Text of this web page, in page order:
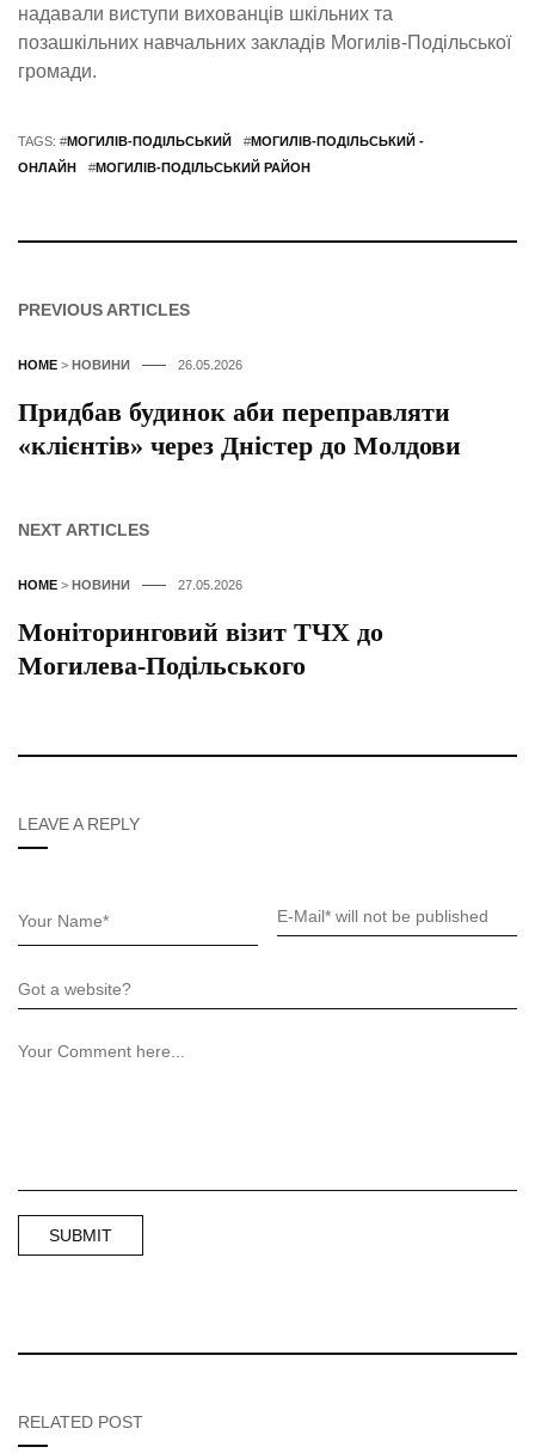
надавали виступи вихованців шкільних та
позашкільних навчальних закладів Могилів-Подільської
громади.
TAGS: #МОГИЛІВ-ПОДІЛЬСЬКИЙ #МОГИЛІВ-ПОДІЛЬСЬКИЙ -
ОНЛАЙН
#МОГИЛІВ-ПОДІЛЬСЬКИЙ РАЙОН
PREVIOUS ARTICLES
HOME > НОВИНИ 26.05.2026
Придбав будинок аби переправляти
«клієнтів» через Дністер до Молдови
NEXT ARTICLES
HOME > НОВИНИ 27.05.2026
Моніторинговий візит ТЧХ до
Могилева-Подільського
LEAVE A REPLY
RELATED POST